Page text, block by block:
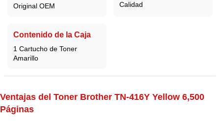
Original OEM
Calidad
Contenido de la Caja
1 Cartucho de Toner
Amarillo
Ventajas del Toner Brother TN-416Y Yellow 6,500
Páginas